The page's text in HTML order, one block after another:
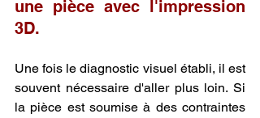
une pièce avec l'impression
3D.
Une fois le diagnostic visuel établi, il est
souvent nécessaire d'aller plus loin. Si
la pièce est soumise à des contraintes